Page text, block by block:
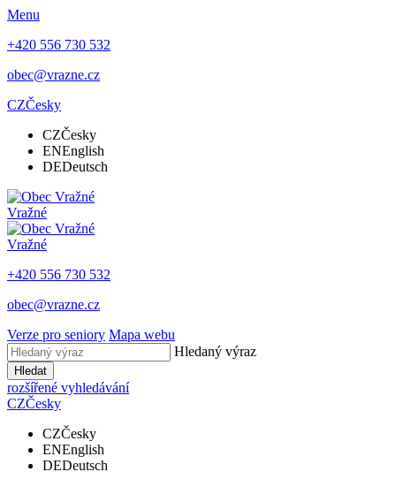
Menu
+420 556 730 532
obec@vrazne.cz
CZČesky
CZČesky
ENEnglish
DEDeutsch
Vražné
Vražné
+420 556 730 532
obec@vrazne.cz
Verze pro seniory Mapa webu
Hledaný výraz
Hledat
rozšířené vyhledávání
CZČesky
CZČesky
ENEnglish
DEDeutsch